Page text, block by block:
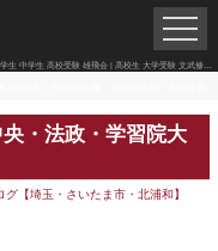
・法政・学習院大
【埼玉・さいたま市・北浦和】